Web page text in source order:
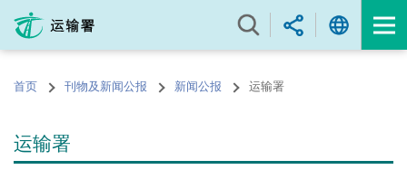
内
的首页 刊物及新闻公报 新闻公报 运输署
运输署